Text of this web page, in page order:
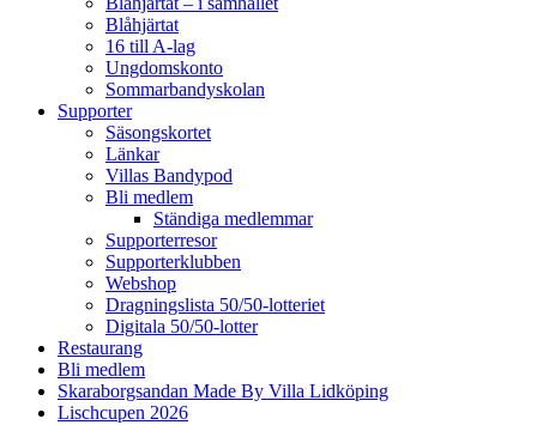
Blåhjärtat
16 till A-lag
Ungdomskonto
Sommarbandyskolan
Supporter
Säsongskortet
Länkar
Villas Bandypod
Bli medlem
Ständiga medlemmar
Supporterresor
Supporterklubben
Webshop
Dragningslista 50/50-lotteriet
Digitala 50/50-lotter
Restaurang
Bli medlem
Skaraborgsandan Made By Villa Lidköping
Lischcupen 2026